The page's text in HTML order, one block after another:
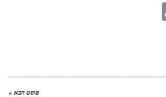
פוסט הבא »